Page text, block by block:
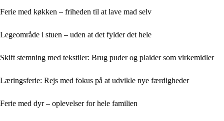
Ferie med køkken – friheden til at lave mad selv
Legeområde i stuen – uden at det fylder det hele
Skift stemning med tekstiler: Brug puder og plaider som virkemidler
Læringsferie: Rejs med fokus på at udvikle nye færdigheder
Ferie med dyr – oplevelser for hele familien